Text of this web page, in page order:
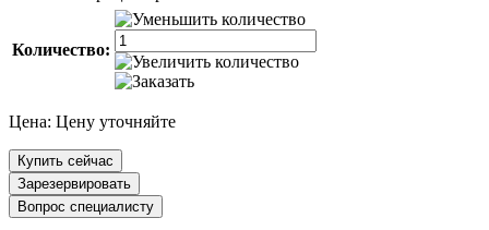
Количество:
Цена: Цену уточняйте
Купить сейчас
Зарезервировать
Вопрос специалисту